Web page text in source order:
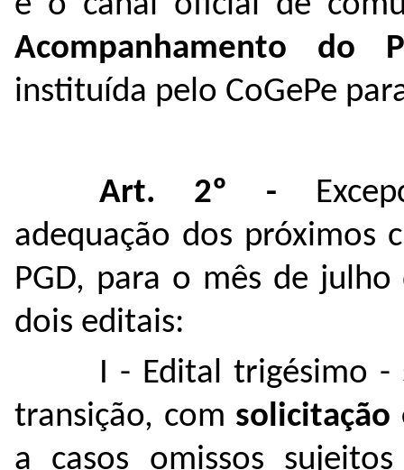
Acompanhamento do
instituída pelo CoGePe
Art. 2º -
adequação dos próximos
PGD, para o mês de
dois editais:
I - Edital trigésimo
transição, com solicitação
a casos omissos